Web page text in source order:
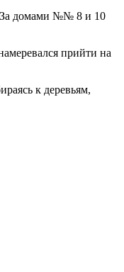
За домами №№ 8 и 10
прийти на
к деревьям,